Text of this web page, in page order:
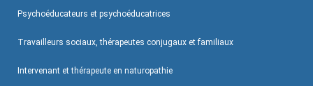
Psychoéducateurs et psychoéducatrices
Travailleurs sociaux, thérapeutes conjugaux et familiaux
Intervenant et thérapeute en naturopathie